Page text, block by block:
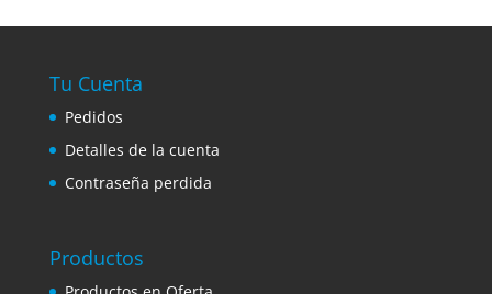
Tu Cuenta
Pedidos
Detalles de la cuenta
Contraseña perdida
Productos